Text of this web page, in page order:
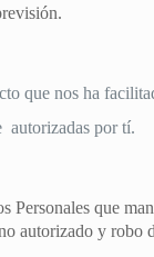
que nos ha
autorizadas por tí.
que
autorizado y robo